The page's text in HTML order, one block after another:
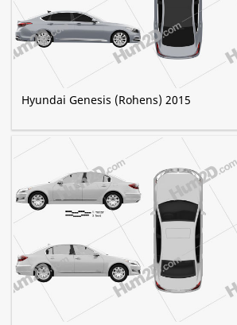
Hyundai Genesis (Rohens) 2015